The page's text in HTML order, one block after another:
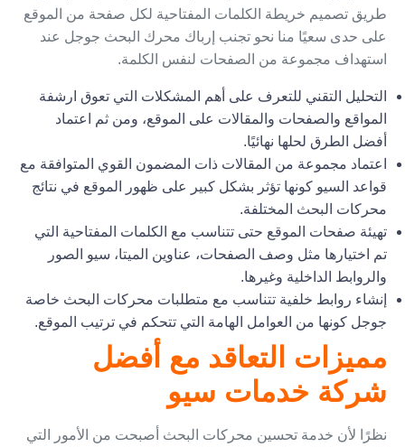
طريق تصميم خريطة الكلمات المفتاحية لكل صفحة من الموقع
على حدى سعيًا منا نحو تجنب إرباك محرك البحث جوجل عند
استهداف مجموعة من الصفحات لنفس الكلمة.
التحليل التقني للتعرف على أهم المشكلات التي تعوق ارشفة
المواقعوالصفحات والمقالات على الموقع، ومن ثم اعتماد
أفضل الطرق لحلها نهائيًا.
اعتماد مجموعة من المقالات ذات المضمون القوي المتوافقة مع
قواعد السيو كونها تؤثر بشكل كبير على ظهور الموقع في نتائج
محركات البحث المختلفة.
تهيئة صفحات الموقع حتى تتناسب مع الكلمات المفتاحية التي
تم اختيارها مثل وصف الصفحات، عناوين الميتا، سيو الصور
والروابط الداخلية وغيرها.
إنشاء روابط خلفية تتناسب مع متطلبات محركات البحث خاصة
جوجل كونها من العوامل الهامة التي تتحكم في ترتيب الموقع.
مميزات التعاقد مع أفضل
شركة خدمات سيو
نظرًا لأن خدمة تحسين محركات البحث أصبحت من الأمور التي